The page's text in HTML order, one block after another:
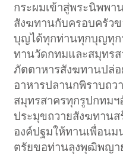
กระผมเข้าสู่พระนิพพ
สังฆทานกับครอบครัว
บุญได้ทุกท่านทุกบุญทุก
ทานวัดกทมและสมุทร
ภัตตาหารสังฆทานปล่
อาหารปลานกพิราบถว
สมุทรสาครทุกรูปกทมฯ
ประมุขถวายสังฆทานส
องค์ปฐมให้ทานเพื่อน
ตรัยขอท่านลุงพุฒิพญา